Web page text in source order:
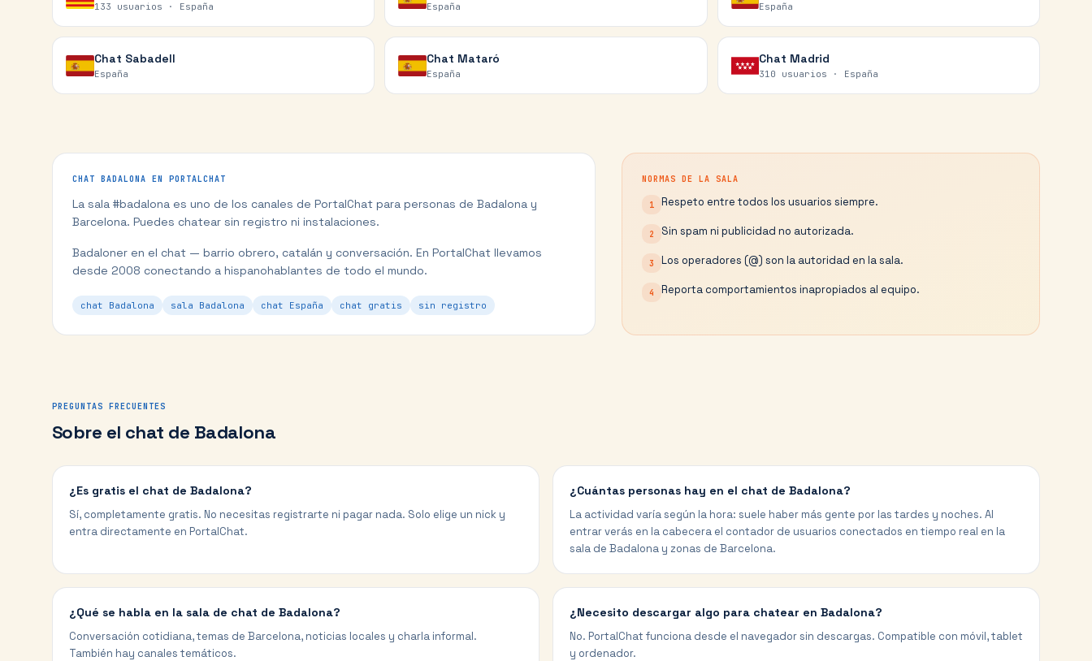
133 usuarios · España España España
Chat Sabadell
España
Chat Mataró
España
Chat Madrid
310 usuarios · España
CHAT BADALONA EN PORTALCHAT
La sala #badalona es uno de los canales de PortalChat para personas de Badalona y
Barcelona. Puedes chatear sin registro ni instalaciones.
Badaloner en el chat — barrio obrero, catalán y conversación. En PortalChat llevamos
desde 2008 conectando a hispanohablantes de todo el mundo.
chat Badalona sala Badalona chat España chat gratis sin registro
NORMAS DE LA SALA
1 Respeto entre todos los usuarios siempre.
2 Sin spam ni publicidad no autorizada.
3 Los operadores (@) son la autoridad en la sala.
4 Reporta comportamientos inapropiados al equipo.
PREGUNTAS FRECUENTES
Sobre el chat de Badalona
¿Es gratis el chat de Badalona?
Sí, completamente gratis. No necesitas registrarte ni pagar nada. Solo elige un nick y
entra directamente en PortalChat.
¿Cuántas personas hay en el chat de Badalona?
La actividad varía según la hora: suele haber más gente por las tardes y noches. Al
entrar verás en la cabecera el contador de usuarios conectados en tiempo real en la
sala de Badalona y zonas de Barcelona.
¿Qué se habla en la sala de chat de Badalona?
Conversación cotidiana, temas de Barcelona, noticias locales y charla informal.
También hay canales temáticos.
¿Necesito descargar algo para chatear en Badalona?
No. PortalChat funciona desde el navegador sin descargas. Compatible con móvil, tablet
y ordenador.